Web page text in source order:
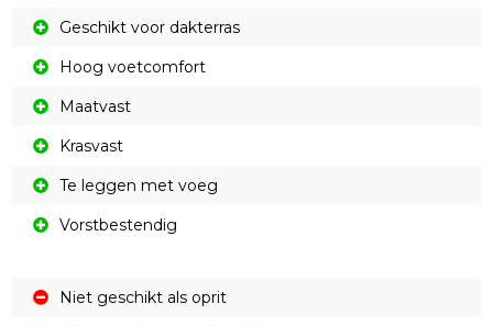
Geschikt voor dakterras
Hoog voetcomfort
Maatvast
Krasvast
Te leggen met voeg
Vorstbestendig
Niet geschikt als oprit